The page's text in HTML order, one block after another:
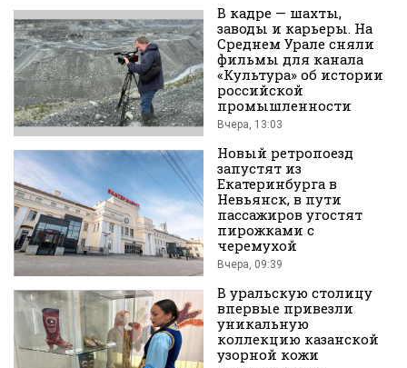
во
Вконтакте
В кадре — шахты,
заводы и карьеры. На
Среднем Урале сняли
фильмы для канала
«Культура» об истории
российской
промышленности
Вчера, 13:03
Новый ретропоезд
запустят из
Екатеринбурга в
Невьянск, в пути
пассажиров угостят
пирожками с
черемухой
Вчера, 09:39
В уральскую столицу
впервые привезли
уникальную
коллекцию казанской
узорной кожи